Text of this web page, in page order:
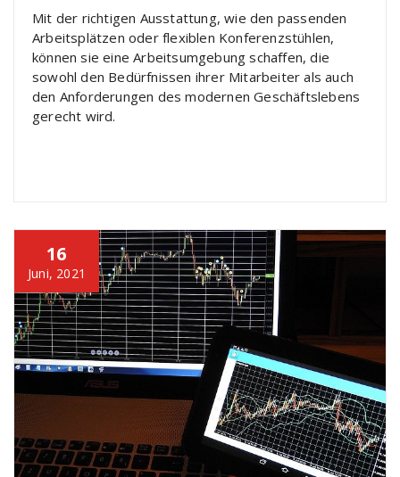
Mit der richtigen Ausstattung, wie den passenden
Arbeitsplätzen oder flexiblen Konferenzstühlen,
können sie eine Arbeitsumgebung schaffen, die
sowohl den Bedürfnissen ihrer Mitarbeiter als auch
den Anforderungen des modernen Geschäftslebens
gerecht wird.
16
Juni, 2021